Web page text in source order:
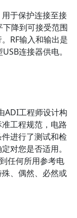
于保护连接至接
降到可接受范围
RF输入和输出是
连接器供电。
ADI工程师设计构
工程规范 ， 电路
进行了测试和检
对您是否适用。
任何所用参考电
、偶然、必然或